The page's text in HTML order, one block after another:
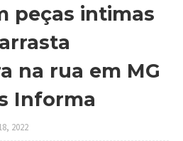
peças intimas
na rua em MG
Informa
2022